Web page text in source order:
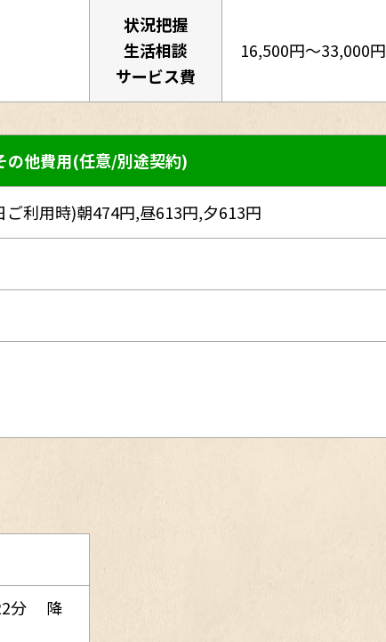
状況把握
生活相談
サービス費
16,500円～33,000円
の他費用(任意/別途契約)
利用時)朝474円,昼613円,夕613円
分 降